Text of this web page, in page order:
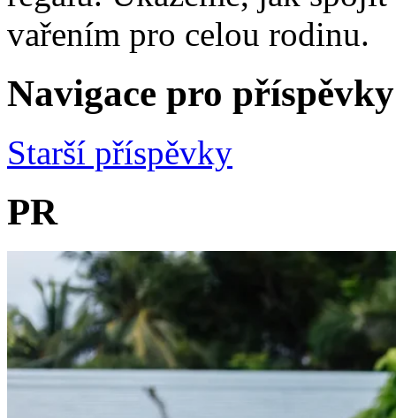
vařením pro celou rodinu.
Navigace pro příspěvky
Starší příspěvky
PR